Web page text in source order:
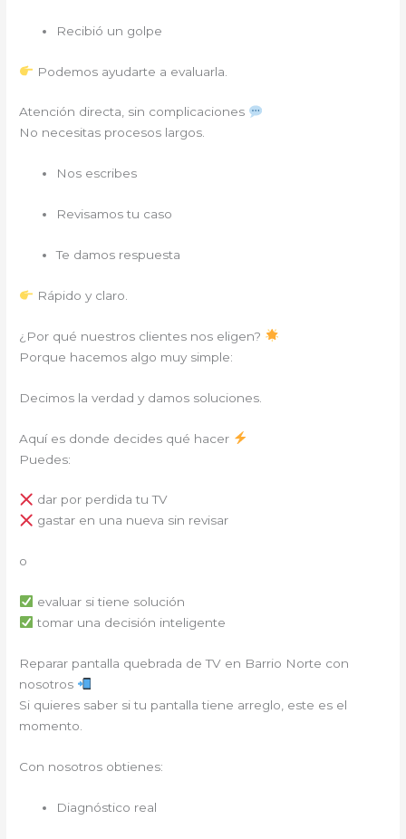
Recibió un golpe
Podemos ayudarte a evaluarla.
Atención directa, sin complicaciones
No necesitas procesos largos.
Nos escribes
Revisamos tu caso
Te damos respuesta
Rápido y claro.
¿Por qué nuestros clientes nos eligen?
Porque hacemos algo muy simple:
Decimos la verdad y damos soluciones.
Aquí es donde decides qué hacer
Puedes:
dar por perdida tu TV
gastar en una nueva sin revisar
o
evaluar si tiene solución
tomar una decisión inteligente
Reparar pantalla quebrada de TV en Barrio Norte con
nosotros
Si quieres saber si tu pantalla tiene arreglo, este es el
momento.
Con nosotros obtienes:
Diagnóstico real